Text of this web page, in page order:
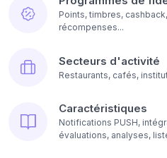
Points, timbres,
récompenses...
Secteurs d'activité
Restaurants, cafés,
Caractéristiques
Notifications PUSH,
évaluations, analyses,